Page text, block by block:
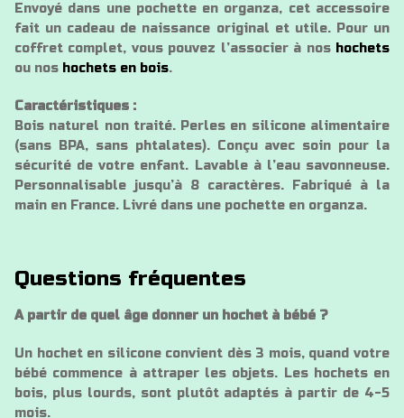
Envoyé dans une pochette en organza, cet accessoire
fait un cadeau de naissance original et utile. Pour un
coffret complet, vous pouvez l’associer à nos hochets
ou nos hochets en bois.
Caractéristiques :
Bois naturel non traité. Perles en silicone alimentaire
(sans BPA, sans phtalates). Conçu avec soin pour la
sécurité de votre enfant. Lavable à l’eau savonneuse.
Personnalisable jusqu’à 8 caractères. Fabriqué à la
main en France. Livré dans une pochette en organza.
Questions fréquentes
A partir de quel âge donner un hochet à bébé ?
Un hochet en silicone convient dès 3 mois, quand votre
bébé commence à attraper les objets. Les hochets en
bois, plus lourds, sont plutôt adaptés à partir de 4-5
mois.